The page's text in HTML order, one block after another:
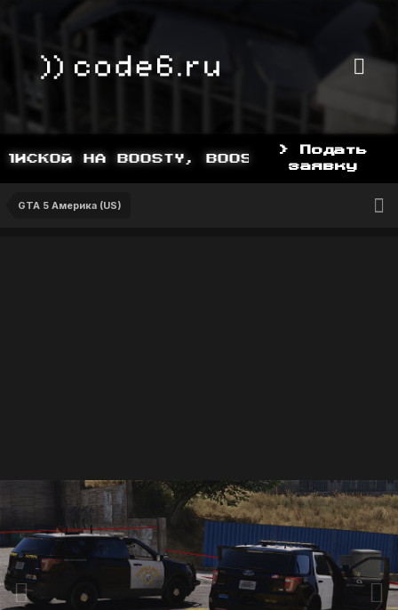
НА BOOSTY, BOOSTY.TO/YDDY
> Подать
заявку
GTA 5 Америка (US)